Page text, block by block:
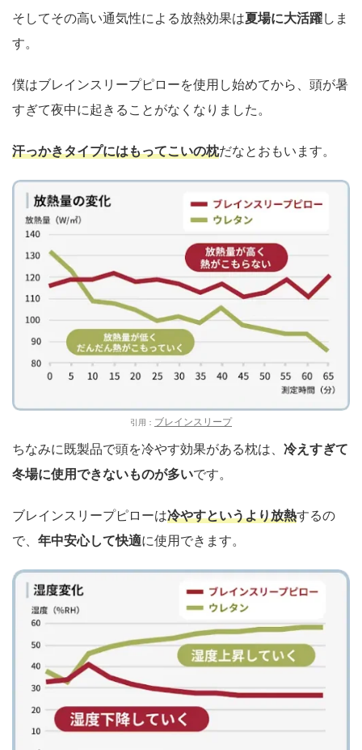
そしてその高い通気性による放熱効果は夏場に大活躍しま
す。
僕はブレインスリープピローを使用し始めてから、頭が暑
すぎて夜中に起きることがなくなりました。
汗っかきタイプにはもってこいの枕だなとおもいます。
引用： ブレインスリープ
ちなみに既製品で頭を冷やす効果がある枕は、 冷えすぎて
冬場に使用できないものが多いです。
ブレインスリープピローは冷やすというより放熱するの
で、 年中安心して快適に使用できます。